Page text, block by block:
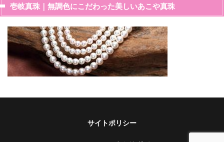
壱岐真珠｜無調色にこだわった美しいあこや真珠
サイトポリシー